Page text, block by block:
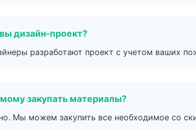
дизайн-проект?
разработают проект с учетом ваших
закупать материалы?
Мы можем закупить все необходимое со